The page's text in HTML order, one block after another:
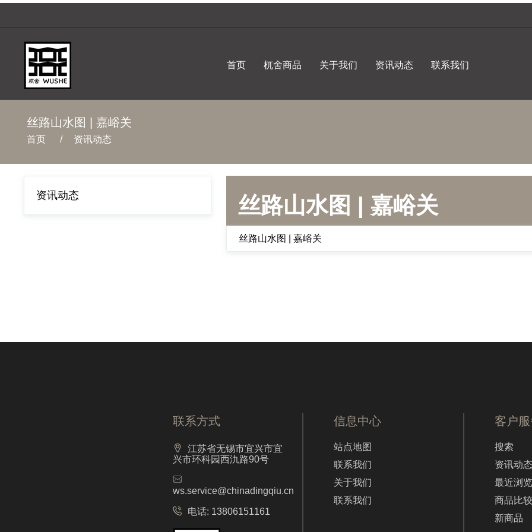
首页 杌舍商品 关于我们 资讯动态 联系我们
丝路山水图 | 嘉峪关
首页 / 资讯动态
资讯动态 丝路山水图 | 嘉峪关
丝路山水图 | 嘉峪关
联系方式
江苏省无锡市宜兴市宜
兴市环科园西氿路90号
ws.service@chinadingqiu.cn
电话: 13806151161
信息中心
站点地图
联系我们
关于我们
联系我们
客户
搜索
资讯动态
最近浏
商品比
新商品